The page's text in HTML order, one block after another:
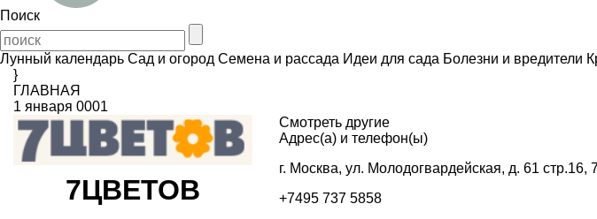
Поиск
Лунный календарь Сад и огород Семена и рассада Идеи для сада Болезни и вредители
}
ГЛАВНАЯ
1 января 0001
7ЦВЕТОВ
Смотреть другие
Адрес(а) и телефон(ы)
г. Москва, ул. Молодогвардейская, д. 61 стр.16,
+7495 737 5858